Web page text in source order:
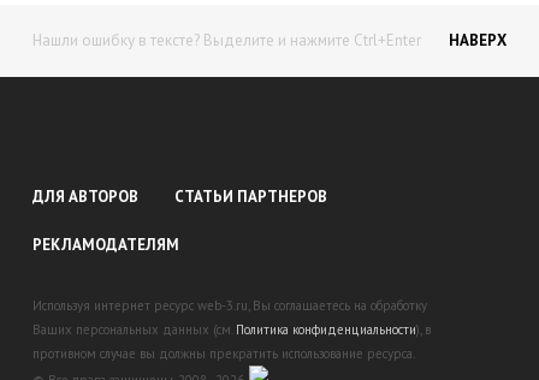
Нашли ошибку в тексте? Выделите и нажмите Ctrl+Enter НАВЕРХ
ДЛЯ АВТОРОВ СТАТЬИ ПАРТНЕРОВ
РЕКЛАМОДАТЕЛЯМ
Используя интернет ресурс web-3.ru, Вы соглашаетесь на обработку
Ваших персональных данных (см. Политика конфиденциальности), в
противном случае вы должны прекратить использование ресурса.